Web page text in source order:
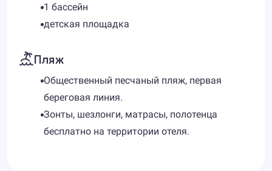
1 бассейн
детская площадка
Пляж
Общественный песчаный пляж, первая
береговая линия.
Зонты, шезлонги, матрасы, полотенца
бесплатно на территории отеля.